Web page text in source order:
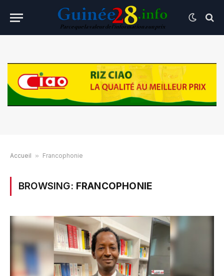
Accueil » Francophonie
BROWSING: FRANCOPHONIE